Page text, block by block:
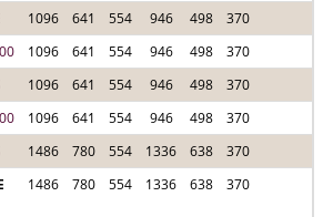
1096 641 554 946 498
370
1096 641 554 946 498
370
1096 641 554 946 498
370
1096 641 554 946 498
370
1486 780 554 1336 638
370
1486 780 554 1336 638 370